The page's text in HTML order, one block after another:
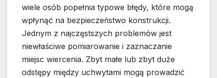
wiele osób popełnia typowe błędy, które mogą
wpłynąć na bezpieczeństwo konstrukcji.
Jednym z najczęstszych problemów jest
niewłaściwe pomiarowanie i zaznaczanie
miejsc wiercenia. Zbyt małe lub zbyt duże
odstępy między uchwytami mogą prowadzić